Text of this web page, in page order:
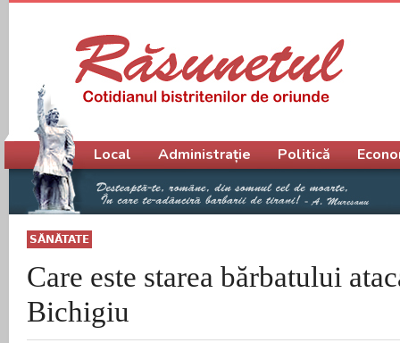
SĂNĂTATE
Care este starea bărbatului
Bichigiu
Meniu principal
Local Administrație Politică